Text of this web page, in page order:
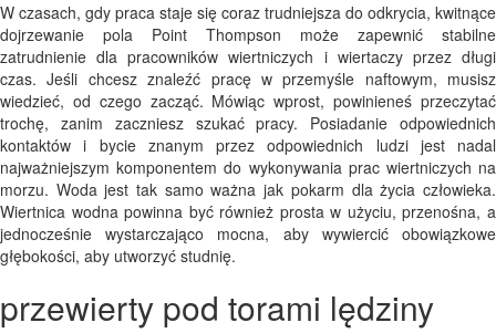
W czasach, gdy praca staje się coraz trudniejsza do odkrycia, kwitnące
dojrzewanie pola Point Thompson może zapewnić stabilne
zatrudnienie dla pracowników wiertniczych i wiertaczy przez długi
czas. Jeśli chcesz znaleźć pracę w przemyśle naftowym, musisz
wiedzieć, od czego zacząć. Mówiąc wprost, powinieneś przeczytać
trochę, zanim zaczniesz szukać pracy. Posiadanie odpowiednich
kontaktów i bycie znanym przez odpowiednich ludzi jest nadal
najważniejszym komponentem do wykonywania prac wiertniczych na
morzu. Woda jest tak samo ważna jak pokarm dla życia człowieka.
Wiertnica wodna powinna być również prosta w użyciu, przenośna, a
jednocześnie wystarczająco mocna, aby wywiercić obowiązkowe
głębokości, aby utworzyć studnię.
przewierty pod torami lędziny